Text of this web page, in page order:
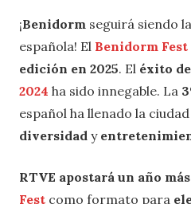
¡Benidorm seguirá siendo
española! El Benidorm Fest
edición en 2025. El éxito
2024 ha sido innegable. La
español ha llenado la
diversidad y
RTVE apostará un año
Fest como formato para